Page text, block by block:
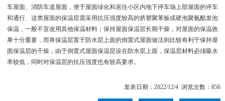
车屋面、消防车道屋面，便于屋面绿化和居住小区内地下停车场上部屋面的停车
和通行、这类屋面的保温层需采用抗压强度较高的挤塑聚苯板或硬泡聚氨酯发泡
保温，一般不宜改用其他保温材料；保持屋面保温层长期干燥，对屋面的保温效
果十分重要，而将保温层置于防水层上面的倒置式屋面做法则比较有利于保持屋
面保温层的干燥，由于倒置式屋面保温层设在防水层上面，保温层材料必须吸水
率较低，同时对保温层的抗压强度也有较高要求。
发表日期：2022/12/4 浏览次数：856